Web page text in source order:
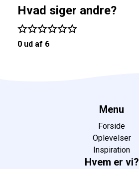
Hvad siger andre?
0 ud af 6
Menu
Forside
Oplevelser
Inspiration
Hvem er vi?